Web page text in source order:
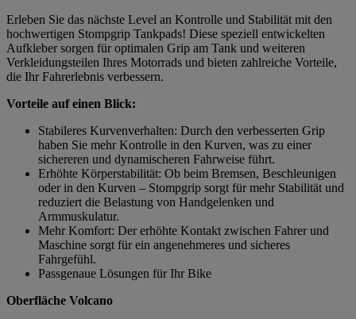
Erleben Sie das nächste Level an Kontrolle und Stabilität mit den
hochwertigen Stompgrip Tankpads! Diese speziell entwickelten
Aufkleber sorgen für optimalen Grip am Tank und weiteren
Verkleidungsteilen Ihres Motorrads und bieten zahlreiche Vorteile,
die Ihr Fahrerlebnis verbessern.
Vorteile auf einen Blick:
Stabileres Kurvenverhalten: Durch den verbesserten Grip
haben Sie mehr Kontrolle in den Kurven, was zu einer
sichereren und dynamischeren Fahrweise führt.
Erhöhte Körperstabilität: Ob beim Bremsen, Beschleunigen
oder in den Kurven – Stompgrip sorgt für mehr Stabilität und
reduziert die Belastung von Handgelenken und
Armmuskulatur.
Mehr Komfort: Der erhöhte Kontakt zwischen Fahrer und
Maschine sorgt für ein angenehmeres und sicheres
Fahrgefühl.
Passgenaue Lösungen für Ihr Bike
Oberfläche Volcano